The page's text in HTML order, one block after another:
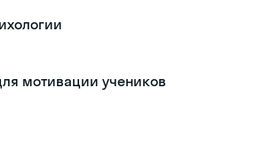
мотивации учеников